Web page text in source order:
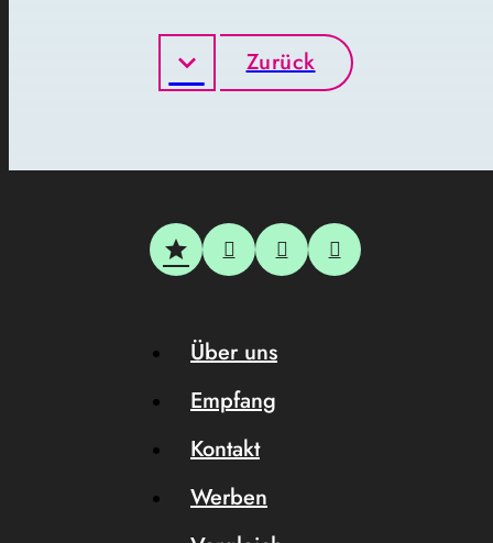
Zurück
Über uns
Empfang
Kontakt
Werben